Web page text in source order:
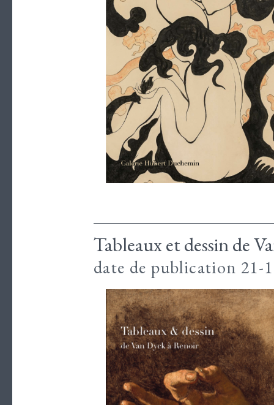
Tableaux et dessin de
date de publication 21-